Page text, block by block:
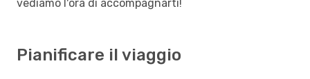
vediamo l'ora di accompagnarti!
Pianificare il viaggio